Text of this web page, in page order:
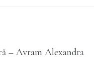
– Avram Alexandra